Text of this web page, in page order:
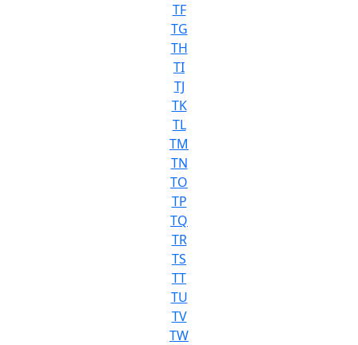
TF
TG
TH
TI
TJ
TK
TL
TM
TN
TO
TP
TQ
TR
TS
TT
TU
TV
TW